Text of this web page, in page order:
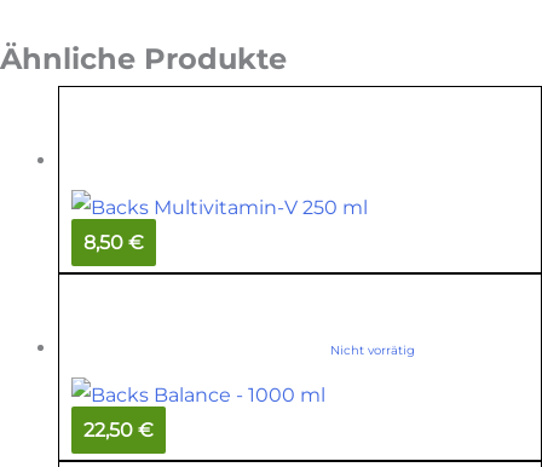
Ähnliche Produkte
8,50 €
Nicht vorrätig
22,50 €